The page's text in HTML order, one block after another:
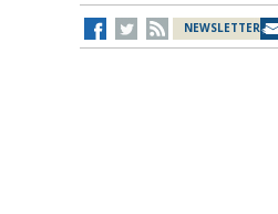
NEWSLETTER